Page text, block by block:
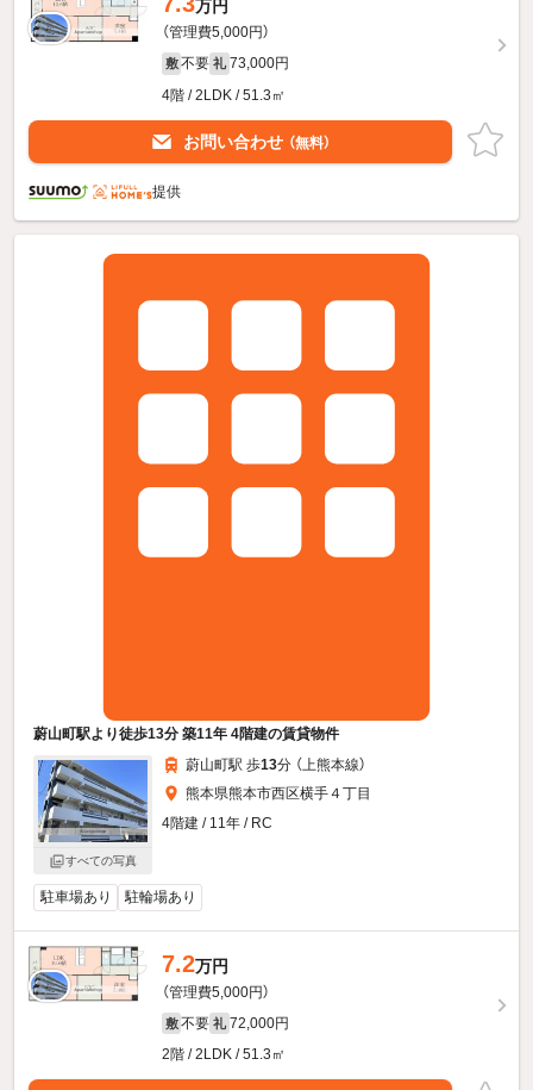
万円
（管理費5,000円）
敷 不要 礼 73,000円
4階 / 2LDK / 51.3㎡
お問い合わせ （無料）
提供
蔚山町駅より徒歩13分 築11年 4階建の賃貸物件
すべての写真
蔚山町駅 歩13分 （上熊本線）
熊本県熊本市西区横手４丁目
4階建 / 11年 / RC
駐車場あり 駐輪場あり
7.2万円
（管理費5,000円）
敷 不要 礼 72,000円
2階 / 2LDK / 51.3㎡